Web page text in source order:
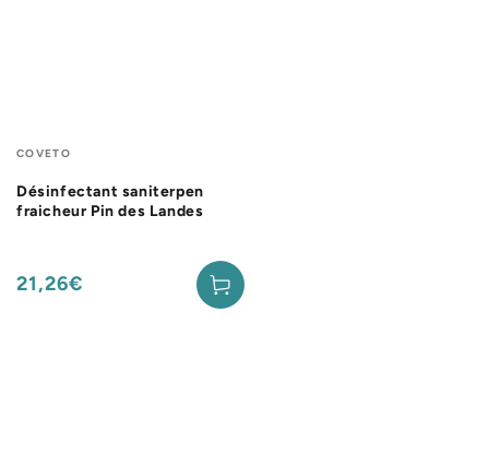
Fournisseur:
COVETO
Désinfectant saniterpen
fraicheur Pin des Landes
Prix
21,26€